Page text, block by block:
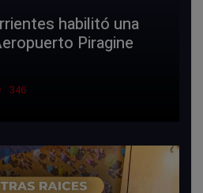
habilitó una
Piragine
346